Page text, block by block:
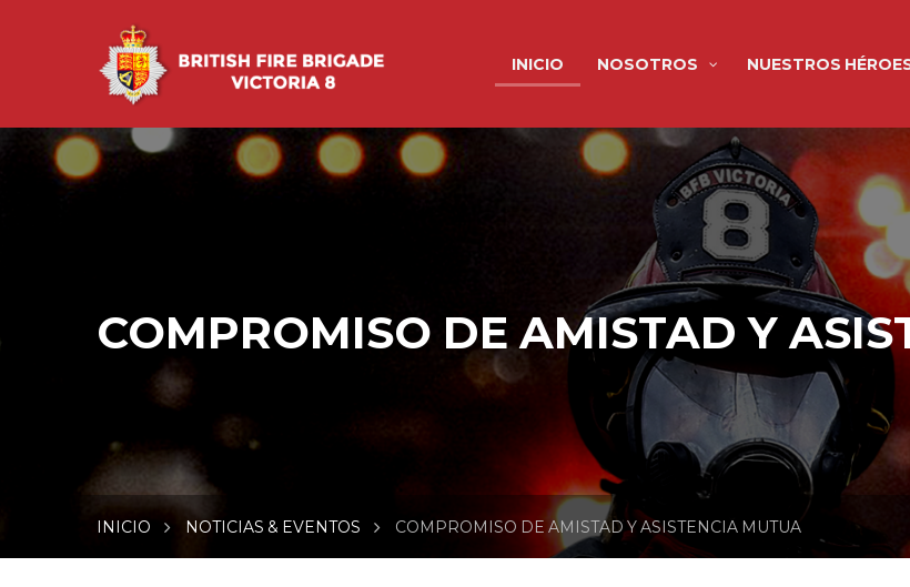
INICIO NOSOTROS NUESTROS
COMPROMISO DE AMISTAD Y
INICIO NOTICIAS & EVENTOS COMPROMISO DE AMISTAD Y ASISTENCIA MUTUA